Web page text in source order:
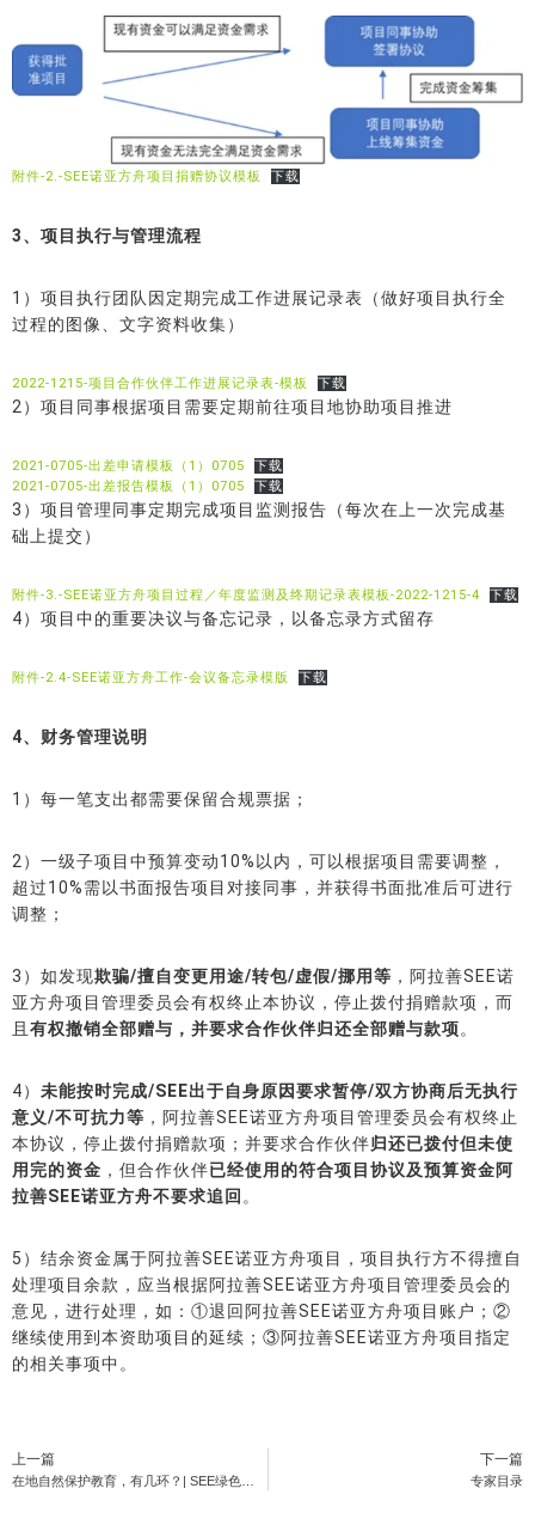
附件-2.-SEE诺亚方舟项目捐赠协议模板 下载
3、项目执行与管理流程
1）项目执行团队因定期完成工作进展记录表（做好项目执行全
过程的图像、文字资料收集）
2022-1215-项目合作伙伴工作进展记录表-模板 下载
2）项目同事根据项目需要定期前往项目地协助项目推进
2021-0705-出差申请模板（1）0705
下载
2021-0705-出差报告模板（1）0705
下载
3）项目管理同事定期完成项目监测报告（每次在上一次完成基
础上提交）
附件-3.-SEE诺亚方舟项目过程／年度监测及终期记录表模板-2022-1215-4 下载
4）项目中的重要决议与备忘记录，以备忘录方式留存
附件-2.4-SEE诺亚方舟工作-会议备忘录模版 下载
4、财务管理说明
1）每一笔支出都需要保留合规票据；
2）一级子项目中预算变动10%以内，可以根据项目需要调整，
超过10%需以书面报告项目对接同事，并获得书面批准后可进行
调整；
3）如发现欺骗/擅自变更用途/转包/虚假/挪用等 ，阿拉善SEE诺
亚方舟项目管理委员会有权终止本协议，停止拨付捐赠款项，而
且 有权撤销全部赠与，并要求合作伙伴归还全部赠与款项。
4） 未能按时完成/SEE出于自身原因要求暂停/双方协商后无执行
意义/不可抗力等 ，阿拉善SEE诺亚方舟项目管理委员会有权终止
本协议，停止拨付捐赠款项；并要求合作伙伴归还已拨付但未使
用完的资金 ，但合作伙伴已经使用的符合项目协议及预算资金阿
拉善SEE诺亚方舟不要求追回 。
5）结余资金属于阿拉善SEE诺亚方舟项目，项目执行方不得擅自
处理项目余款，应当根据阿拉善SEE诺亚方舟项目管理委员会的
意见，进行处理，如：①退回阿拉善SEE诺亚方舟项目账户；②
继续使用到本资助项目的延续；③阿拉善SEE诺亚方舟项目指定
的相关事项中。
上一篇 下一篇
专家目录